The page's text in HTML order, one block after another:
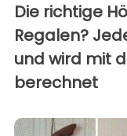
Die richtige
Regalen?
und wird mit
berechnet